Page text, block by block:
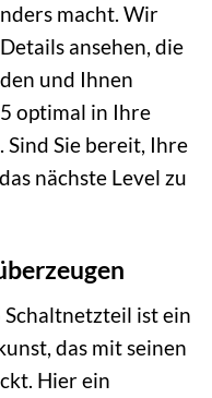
macht. Wir
ansehen, die
und Ihnen
optimal in Ihre
Sie bereit, Ihre
nächste Level zu
Schaltnetzteil ist ein
das mit seinen
Hier ein